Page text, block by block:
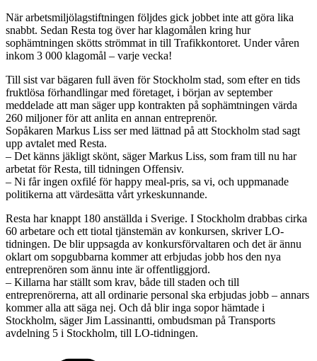
När arbetsmiljölagstiftningen följdes gick jobbet inte att göra lika
snabbt. Sedan Resta tog över har klagomålen kring hur
sophämtningen skötts strömmat in till Trafikkontoret. Under våren
inkom 3 000 klagomål – varje vecka!
Till sist var bägaren full även för Stockholm stad, som efter en tids
fruktlösa förhandlingar med företaget, i början av september
meddelade att man säger upp kontrakten på sophämtningen värda
260 miljoner för att anlita en annan entreprenör.
Sopåkaren Markus Liss ser med lättnad på att Stockholm stad sagt
upp avtalet med Resta.
– Det känns jäkligt skönt, säger Markus Liss, som fram till nu har
arbetat för Resta, till tidningen Offensiv.
– Ni får ingen oxfilé för happy meal-pris, sa vi, och uppmanade
politikerna att värdesätta vårt yrkeskunnande.
Resta har knappt 180 anställda i Sverige. I Stockholm drabbas cirka
60 arbetare och ett tiotal tjänstemän av konkursen, skriver LO-
tidningen. De blir uppsagda av konkursförvaltaren och det är ännu
oklart om sopgubbarna kommer att erbjudas jobb hos den nya
entreprenören som ännu inte är offentliggjord.
– Killarna har ställt som krav, både till staden och till
entreprenörerna, att all ordinarie personal ska erbjudas jobb – annars
kommer alla att säga nej. Och då blir inga sopor hämtade i
Stockholm, säger Jim Lassinantti, ombudsman på Transports
avdelning 5 i Stockholm, till LO-tidningen.